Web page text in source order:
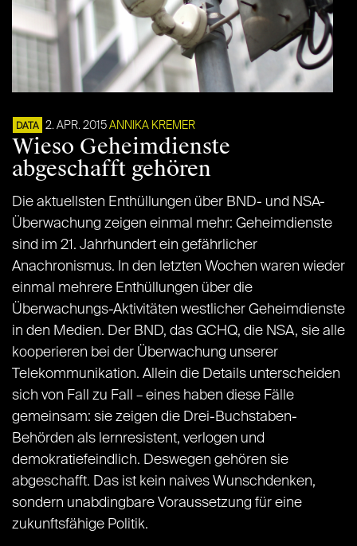
DATA 2. APR. 2015 ANNIKA KREMER
Wieso Geheimdienste
abgeschafft gehören
Die aktuellsten Enthüllungen über BND- und NSA-
Überwachung zeigen einmal mehr: Geheimdienste
sind im 21. Jahrhundert ein gefährlicher
Anachronismus. In den letzten Wochen waren wieder
einmal mehrere Enthüllungen über die
Überwachungs-Aktivitäten westlicher Geheimdienste
in den Medien. Der BND, das GCHQ, die NSA, sie alle
kooperieren bei der Überwachung unserer
Telekommunikation. Allein die Details unterscheiden
sich von Fall zu Fall – eines haben diese Fälle
gemeinsam: sie zeigen die Drei-Buchstaben-
Behörden als lernresistent, verlogen und
demokratiefeindlich. Deswegen gehören sie
abgeschafft. Das ist kein naives Wunschdenken,
sondern unabdingbare Voraussetzung für eine
zukunftsfähige Politik.